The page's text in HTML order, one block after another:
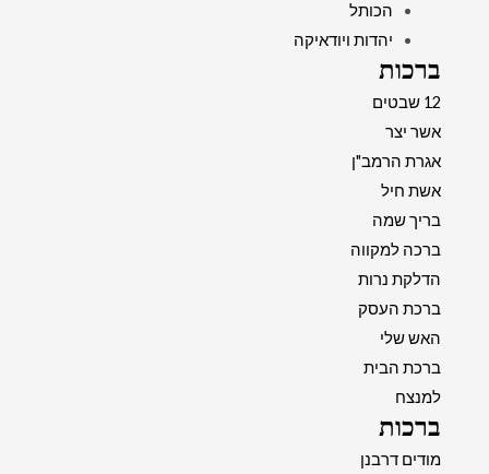
הכותל
יהדות ויודאיקה
ברכות
12 שבטים
אשר יצר
אגרת הרמב"ן
אשת חיל
בריך שמה
ברכה למקווה
הדלקת נרות
ברכת העסק
האש שלי
ברכת הבית
למנצח
ברכות
מודים דרבנן